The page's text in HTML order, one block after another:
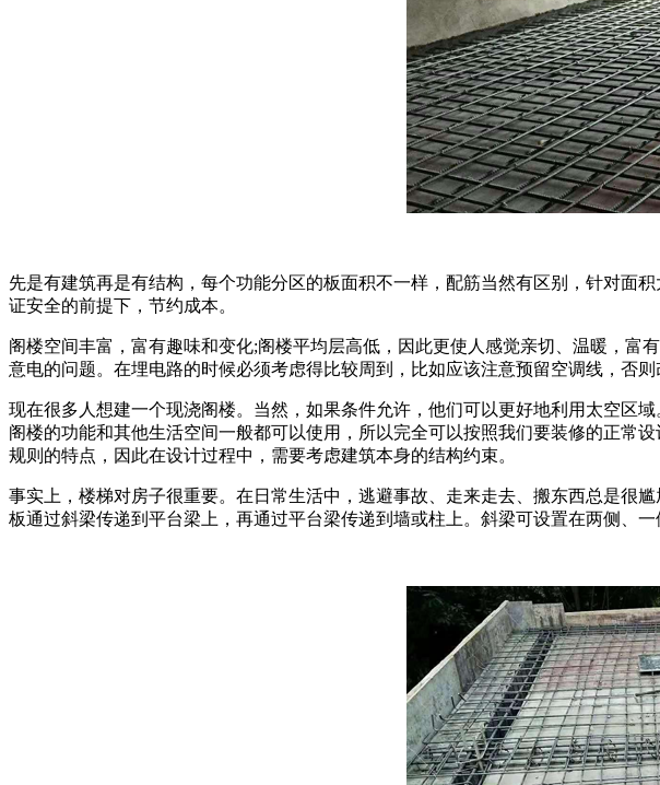
先是有建筑再是有结构，每个功能分区的板面积不一样，配筋当然有区别，针对面
证安全的前提下，节约成本。
阁楼空间丰富，富有趣味和变化;阁楼平均层高低，因此更使人感觉亲切、温暖，
意电的问题。在埋电路的时候必须考虑得比较周到，比如应该注意预留空调线，否则
现在很多人想建一个现浇阁楼。当然，如果条件允许，他们可以更好地利用太空区
阁楼的功能和其他生活空间一般都可以使用，所以完全可以按照我们要装修的正常
规则的特点，因此在设计过程中，需要考虑建筑本身的结构约束。
事实上，楼梯对房子很重要。在日常生活中，逃避事故、走来走去、搬东西总是很
板通过斜梁传递到平台梁上，再通过平台梁传递到墙或柱上。斜梁可设置在两侧、